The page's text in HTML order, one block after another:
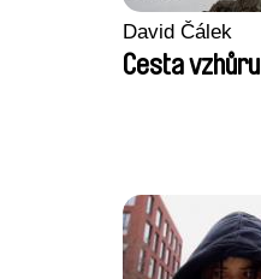
David Čálek
Cesta vzhůru